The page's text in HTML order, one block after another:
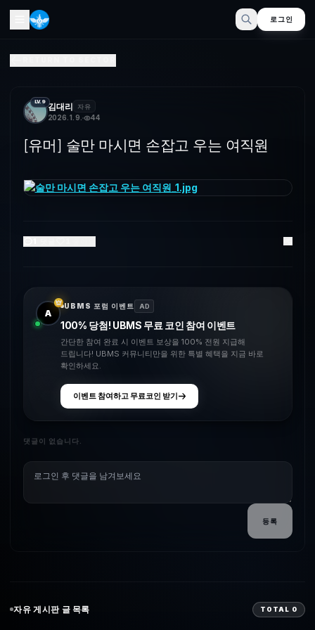
로그인
LV.9 김대리 자유
2026. 1. 9. 44
[유머] 술만 마시면 손잡고 우는 여직원
A
UBMS 포럼 이벤트 AD
100% 당첨! UBMS 무료 코인 참여 이벤트
간단한 참여 완료 시 이벤트 보상을 100% 전원 지급해
드립니다! UBMS 커뮤니티만을 위한 특별 혜택을 지금 바로
확인하세요.
이벤트 참여하고 무료코인 받기
댓글이 없습니다.
등록
자유 게시판 글 목록 TOTAL 0